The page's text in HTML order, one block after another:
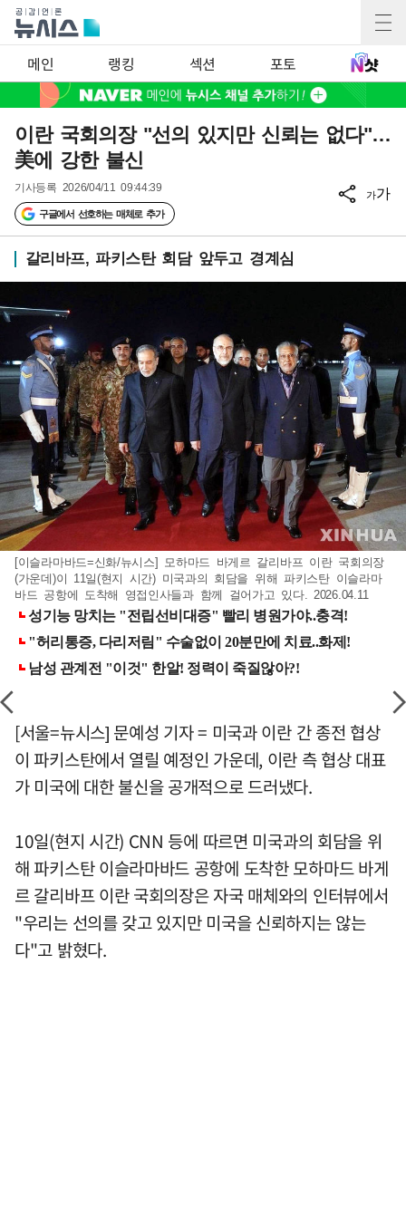
메인 랭킹 섹션 포토
이란 국회의장 "선의 있지만 신뢰는 없다"…
美에 강한 불신
기사등록 2026/04/11 09:44:39
구글에서 선호하는 매체로 추가
가가
갈리바프, 파키스탄 회담 앞두고 경계심
[이슬라마바드=신화/뉴시스] 모하마드 바게르 갈리바프 이란 국회의장
(가운데)이 11일(현지 시간) 미국과의 회담을 위해 파키스탄 이슬라마
바드 공항에 도착해 영접인사들과 함께 걸어가고 있다. 2026.04.11
[서울=뉴시스] 문예성 기자 = 미국과 이란 간 종전 협상
이 파키스탄에서 열릴 예정인 가운데, 이란 측 협상 대표
가 미국에 대한 불신을 공개적으로 드러냈다.
10일(현지 시간) CNN 등에 따르면 미국과의 회담을 위
해 파키스탄 이슬라마바드 공항에 도착한 모하마드 바게
르 갈리바프 이란 국회의장은 자국 매체와의 인터뷰에서
"우리는 선의를 갖고 있지만 미국을 신뢰하지는 않는
다"고 밝혔다.